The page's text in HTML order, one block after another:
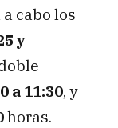
cabo los
y
a 11:30, y
horas.